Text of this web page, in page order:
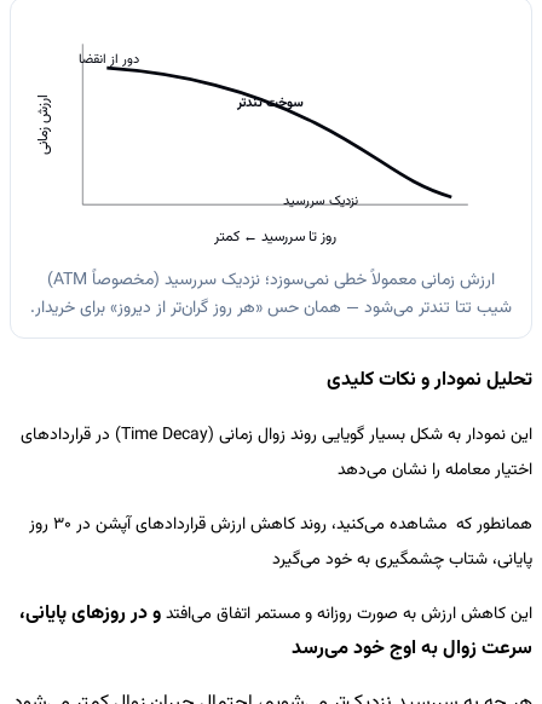
روز تا سررسید ← کمتر
ارزش زمانی
دور از انقضا
نزدیک سررسید
سوخت تندتر
ارزش زمانی معمولاً خطی نمی‌سوزد؛ نزدیک سررسید (مخصوصاً ATM)
شیب تتا تندتر می‌شود — همان حس «هر روز گران‌تر از دیروز» برای خریدار.
تحلیل نمودار و نکات کلیدی
این نمودار به شکل بسیار گویایی روند زوال زمانی (Time Decay) در قراردادهای
اختیار معامله را نشان می‌دهد
همانطور که مشاهده می‌کنید، روند کاهش ارزش قراردادهای آپشن در 30 روز
پایانی، شتاب چشمگیری به خود می‌گیرد
این کاهش ارزش به صورت روزانه و مستمر اتفاق می‌افتدو در روزهای پایانی،
سرعت زوال به اوج خود می‌رسد